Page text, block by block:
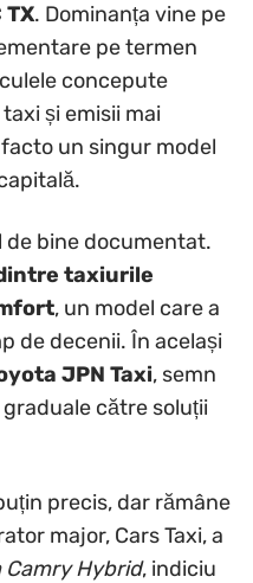
TX. Dominanța vine pe
pe termen
concepute
și emisii mai
un singur model
de bine documentat.
taxiurile
, un model care a
de decenii. În același
JPN Taxi, semn
către soluții
precis, dar rămâne
major, Cars Taxi, a
Camry Hybrid, indiciu